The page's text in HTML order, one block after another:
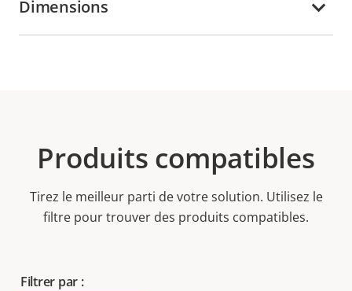
Dimensions
Produits compatibles
Tirez le meilleur parti de votre solution. Utilisez le
filtre pour trouver des produits compatibles.
Filtrer par :